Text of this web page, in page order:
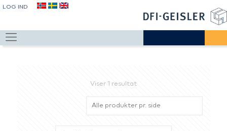
LOG IND
Viser 1 resultat